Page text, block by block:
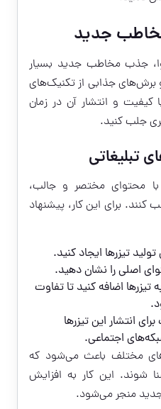
جدید
جذب مخاطب جدید بسیار
برش‌های جذابی از تکنیک‌های
کیفیت و انتشار آن در زمان
جلب کنید.
تبلیغاتی
با محتوای مختصر و جالب،
کنند. برای این کار، پیشنهاد
تیزرها ایجاد کنید.
اصلی را نشان دهید.
اضافه کنید تا تفاوت
انتشار این تیزرها
اجتماعی.
مختلف باعث می‌شود که
شوند. این کار به افزایش
منجر می‌شود.